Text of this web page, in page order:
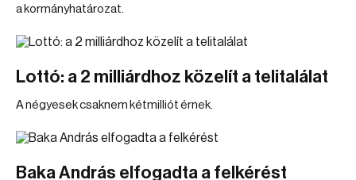
a kormányhatározat.
Lottó: a 2 milliárdhoz közelít a telitalálat
A négyesek csaknem kétmilliót érnek.
Baka András elfogadta a felkérést